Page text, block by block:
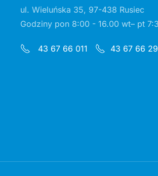
ul. Wieluńska 35, 97-438 Rusiec
Godziny pon 8:00 - 16.00 wt– pt
43 67 66 011 43 67 66